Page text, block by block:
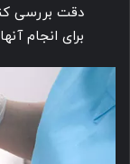
دقت بررسی
برای انجام